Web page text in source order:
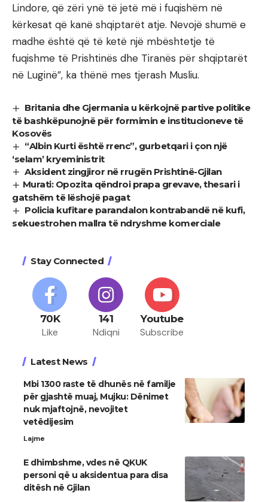
Lindore, që zëri ynë të jetë më i fuqishëm në
kërkesat që kanë shqiptarët atje. Nevojë shumë e
madhe është që të ketë një mbështetje të
fuqishme të Prishtinës dhe Tiranës për shqiptarët
në Luginë”, ka thënë mes tjerash Musliu.
Britania dhe Gjermania u kërkojnë partive politike
të bashkëpunojnë për formimin e institucioneve të
Kosovës
“Albin Kurti është rrenc”, gurbetqari i çon një
‘selam’ kryeministrit
Aksident zingjiror në rrugën Prishtinë-Gjilan
​Murati: Opozita qëndroi prapa grevave, thesari i
gatshëm të lëshojë pagat
Policia kufitare parandalon kontrabandë në kufi,
sekuestrohen mallra të ndryshme komerciale
Stay Connected
70K
Like
141
Ndiqni
Youtube
Subscribe
Latest News
Mbi 1300 raste të dhunës në familje
për gjashtë muaj, Mujku: Dënimet
nuk mjaftojnë, nevojitet
vetëdijesim
Lajme
E dhimbshme, vdes në QKUK
personi që u aksidentua para disa
ditësh në Gjilan